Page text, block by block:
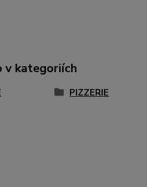
v kategoriích
PIZZERIE